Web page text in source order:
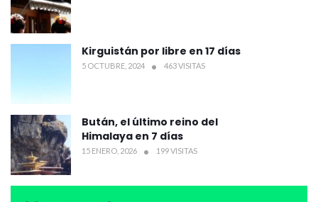
Kirguistán por libre en 17 días
5 OCTUBRE, 2024 463 VISITAS
Bután, el último reino del
Himalaya en 7 días
15 ENERO, 2026 199 VISITAS